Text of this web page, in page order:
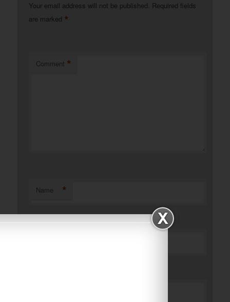
Your email address will not be published. Required fields
are marked *
Comment *
Name *